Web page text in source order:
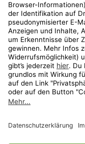
Travel